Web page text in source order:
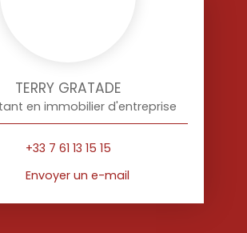
TERRY GRATADE
en immobilier d'entreprise
+33 7 61 13 15 15
Envoyer un e-mail